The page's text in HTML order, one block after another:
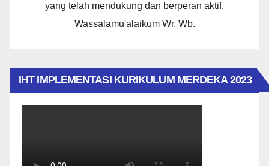
yang telah mendukung dan berperan aktif.
Wassalamu'alaikum Wr. Wb.
IHT IMPLEMENTASI KURIKULUM MERDEKA 2023